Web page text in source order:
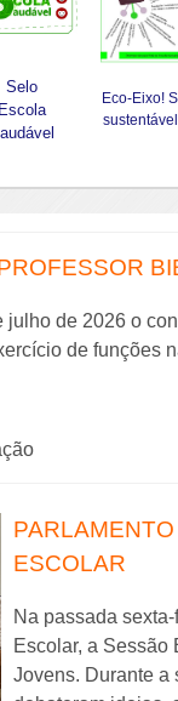
Selo
Escola
Eco-Eixo!
de 2026 o
de funções
ESCOLAR
Na passada
Escolar, a Sessão
Jovens. Durante a